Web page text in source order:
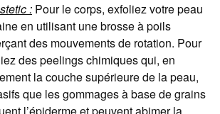
: Pour le corps, exfoliez votre peau
en utilisant une brosse à poils
des mouvements de rotation. Pour
des peelings chimiques qui, en
la couche supérieure de la peau,
que les gommages à base de grains